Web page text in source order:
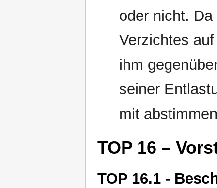
oder nicht.
Verzichtes
ihm
seiner
mit
TOP 16 –
TOP 16.1 -